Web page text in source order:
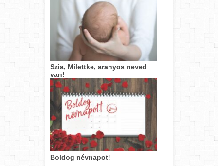
Szia, Milettke, aranyos neved
van!
Boldog névnapot!